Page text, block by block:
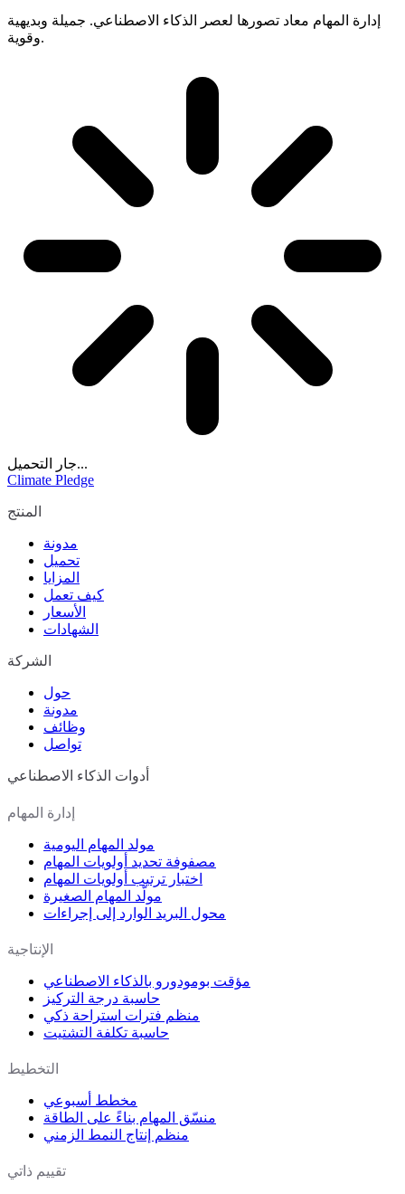
إدارة المهام معاد تصورها لعصر الذكاء الاصطناعي. جميلة وبديهية
وقوية.
جار التحميل...
Climate Pledge
المنتج
مدونة
تحميل
المزايا
كيف تعمل
الأسعار
الشهادات
الشركة
حول
مدونة
وظائف
تواصل
أدوات الذكاء الاصطناعي
إدارة المهام
مولد المهام اليومية
مصفوفة تحديد أولويات المهام
اختبار ترتيب أولويات المهام
مولّد المهام الصغيرة
محول البريد الوارد إلى إجراءات
الإنتاجية
مؤقت بومودورو بالذكاء الاصطناعي
حاسبة درجة التركيز
منظم فترات استراحة ذكي
حاسبة تكلفة التشتيت
التخطيط
مخطط أسبوعي
منسّق المهام بناءً على الطاقة
منظم إنتاج النمط الزمني
تقييم ذاتي